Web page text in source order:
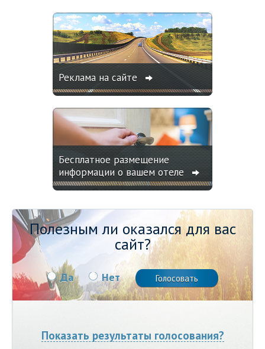
Реклама на сайте
Бесплатное размещение
информации о вашем отеле
Полезным ли оказался для вас
сайт?
Да Нет
Показать результаты голосования?